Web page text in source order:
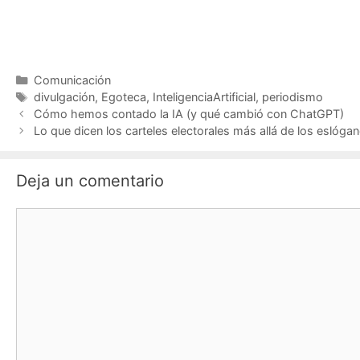
Categorías
Comunicación
Etiquetas
divulgación, Egoteca, InteligenciaArtificial, periodismo
Cómo hemos contado la IA (y qué cambió con ChatGPT)
Lo que dicen los carteles electorales más allá de los
Deja un comentario